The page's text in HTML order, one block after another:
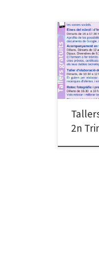
El Punt
Sant Roc
de mòbil,
lúdica per
Les dates
dimecres
15 h a 18
2n